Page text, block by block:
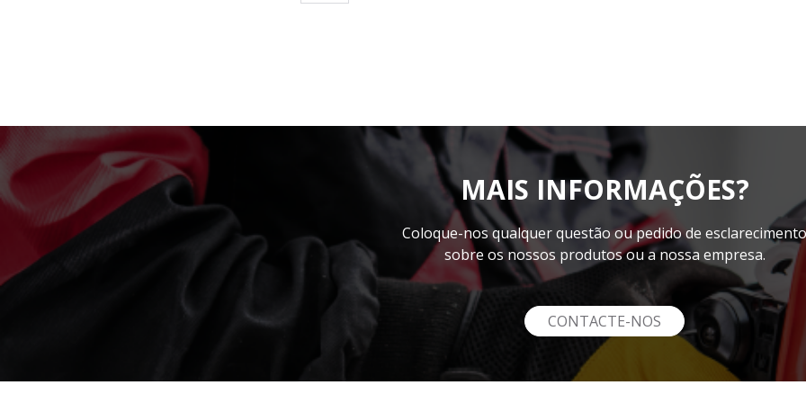
MAIS INFORMAÇÕES?
Coloque-nos qualquer questão ou pedido de esclarecimento
sobre os nossos produtos ou a nossa empresa.
CONTACTE-NOS